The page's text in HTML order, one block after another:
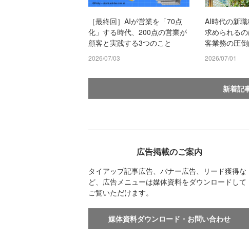
［最終回］AIが営業を「70点
化」する時代、200点の営業が
顧客と実践する3つのこと
2026/07/03
AI時代の新
求められる
客業務の圧
2026/07/01
新着記
広告掲載のご案内
タイアップ記事広告、バナー広告、リード獲得な
ど、広告メニューは媒体資料をダウンロードして
ご覧いただけます。
媒体資料ダウンロード・お問い合わせ